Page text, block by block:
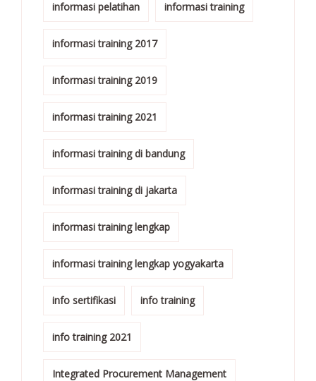
informasi pelatihan informasi training
informasi training 2017
informasi training 2019
informasi training 2021
informasi training di bandung
informasi training di jakarta
informasi training lengkap
informasi training lengkap yogyakarta
info sertifikasi info training
info training 2021
Integrated Procurement Management